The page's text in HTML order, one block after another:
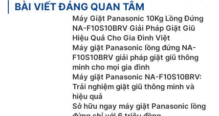
BÀI VIẾT ĐÁNG QUAN TÂM
Máy Giặt Panasonic 10Kg Lồng Đứng
NA-F10S10BRV Giải Pháp Giặt Giũ
Hiệu Quả Cho Gia Đình Việt
Máy giặt Panasonic lồng đứng NA-
F10S10BRV giải pháp giặt giũ thông
minh cho mọi gia đình
Máy giặt Panasonic NA-F10S10BRV:
Trải nghiệm giặt giũ thông minh và
hiệu quả
Sở hữu ngay máy giặt Panasonic lồng